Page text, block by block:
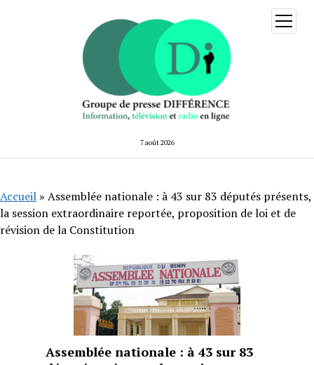
7 août 2026
ouvrir
menu
Accueil » Assemblée nationale : à 43 sur 83 députés présents,
la session extraordinaire reportée, proposition de loi et de
révision de la Constitution
Assemblée nationale : à 43 sur 83